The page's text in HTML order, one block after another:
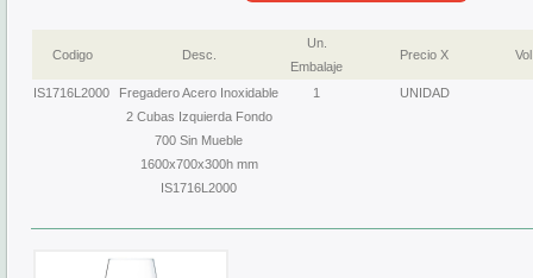
Codigo Desc.
Un.
Embalaje
Precio X
IS1716L2000
Fregadero Acero Inoxidable
2 Cubas Izquierda Fondo
700 Sin Mueble
1600x700x300h mm
IS1716L2000
1 UNIDAD